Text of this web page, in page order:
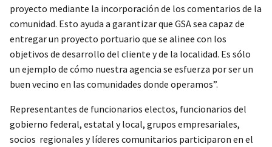
proyecto mediante la incorporación de los comentarios de la
comunidad. Esto ayuda a garantizar que GSA sea capaz de
entregar un proyecto portuario que se alinee con los
objetivos de desarrollo del cliente y de la localidad. Es sólo
un ejemplo de cómo nuestra agencia se esfuerza por ser un
buen vecino en las comunidades donde operamos”.
Representantes de funcionarios electos, funcionarios del
gobierno federal, estatal y local, grupos empresariales,
socios regionales y líderes comunitarios participaron en el